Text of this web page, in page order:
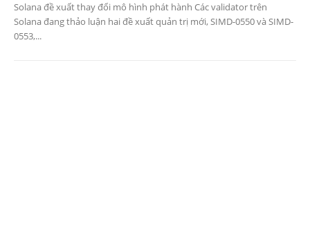
Solana đề xuất thay đổi mô hình phát hành Các validator trên
Solana đang thảo luận hai đề xuất quản trị mới, SIMD-0550 và SIMD-
0553,...